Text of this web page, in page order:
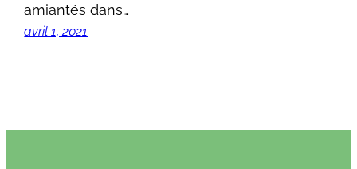
amiantés dans…
avril 1, 2021